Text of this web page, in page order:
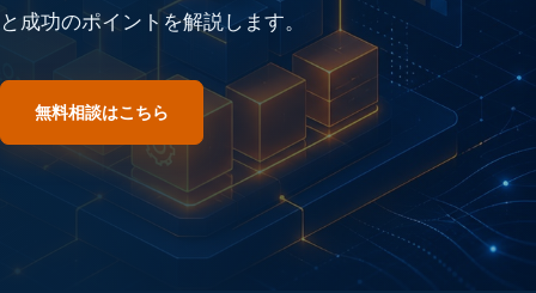
と成功のポイントを解説します。
無料相談はこちら